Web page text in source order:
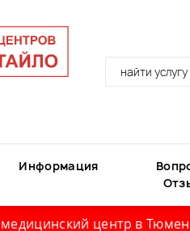
Информация
центр в